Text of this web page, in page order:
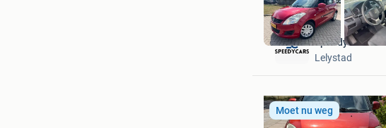
Speedy Cars
Lelystad
Moet nu weg